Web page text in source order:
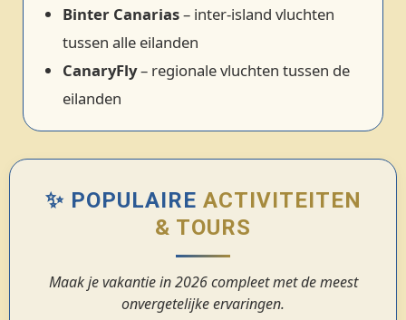
Binter Canarias– inter‑island vluchten
tussen alle eilanden
CanaryFly– regionale vluchten tussen de
eilanden
✨ POPULAIRE ACTIVITEITEN
& TOURS
Maak je vakantie in 2026 compleet met de meest
onvergetelijke ervaringen.